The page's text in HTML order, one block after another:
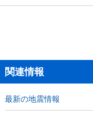
関連情報
最新の地震情報